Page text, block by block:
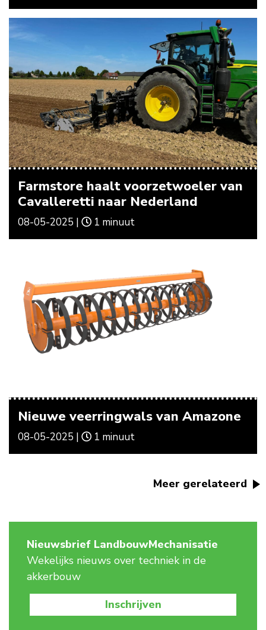
Farmstore haalt voorzetwoeler van
Cavalleretti naar Nederland
08-05-2025 | 1 minuut
Nieuwe veerringwals van Amazone
08-05-2025 | 1 minuut
Meer gerelateerd
Nieuwsbrief LandbouwMechanisatie
Wekelijks nieuws over techniek in de
akkerbouw
Inschrijven